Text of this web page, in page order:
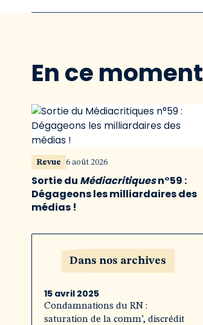
En ce moment
Revue 6 août 2026
Sortie du Médiacritiquesn°59 :
Dégageons les milliardaires des
médias !
Dans nos archives
15 avril 2025
Condamnations du RN :
saturation de la comm’, discrédit